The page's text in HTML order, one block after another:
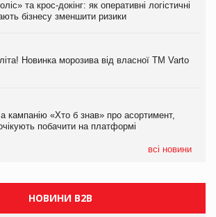
та крос-докінг: як оперативні логістичні
бізнесу зменшити ризики
Новинка морозива від власної ТМ Varto
кампанію «Хто б знав» про асортимент,
побачити на платформі
всі новини
та крос-докінг: як оперативні логістичні
бізнесу зменшити ризики
Новинка морозива від власної ТМ Varto
кампанію «Хто б знав» про асортимент,
побачити на платформі
збиток у першому півріччі
впали на 9%
НОВИНИ B2B